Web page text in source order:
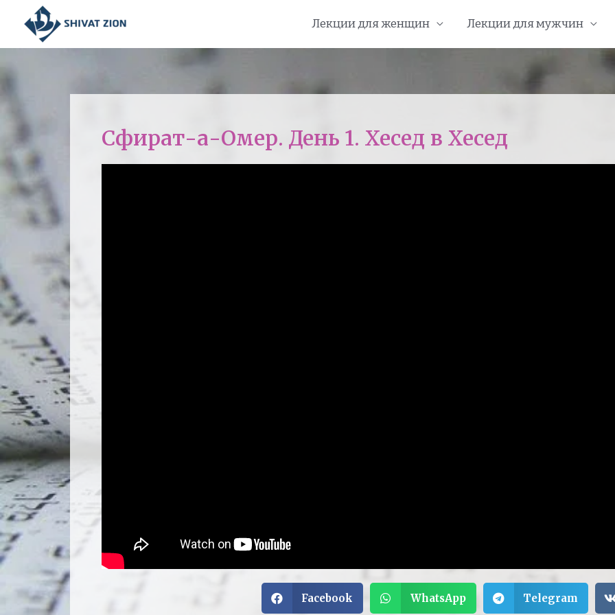
Лекции для женщин Лекции для мужчин
Сфират-а-Омер. День 1. Хесед в Хесед
Facebook WhatsApp Telegram